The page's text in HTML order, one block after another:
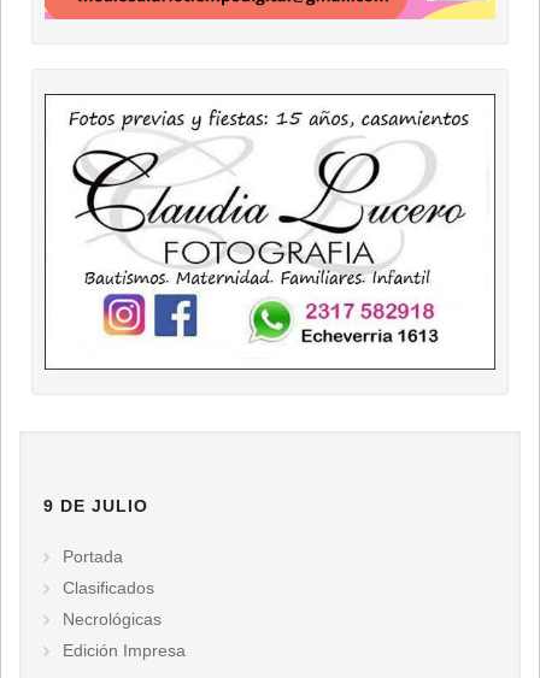
9 DE JULIO
Portada
Clasificados
Necrológicas
Edición Impresa